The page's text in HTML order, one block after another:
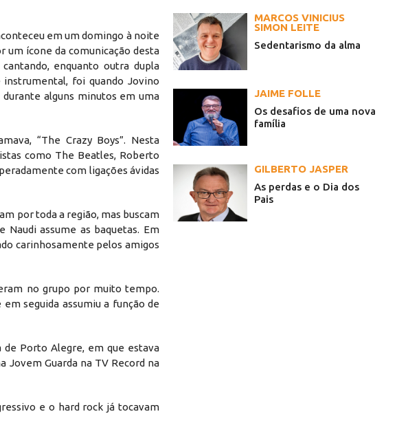
em um domingo à noite
um ícone da comunicação desta
enquanto outra dupla
instrumental, foi quando Jovino
durante alguns minutos em uma
“The Crazy Boys”. Nesta
como The Beatles, Roberto
com ligações ávidas
por toda a região, mas buscam
assume as baquetas. Em
carinhosamente pelos amigos
no grupo por muito tempo.
seguida assumiu a função de
de Porto Alegre, em que estava
Jovem Guarda na TV Record na
e o hard rock já tocavam
MARCOS VINICIUS
SIMON LEITE
Sedentarismo da alma
JAIME FOLLE
Os desafios de uma nova
família
GILBERTO JASPER
As perdas e o Dia dos
Pais